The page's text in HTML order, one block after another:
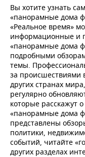
Вы хотите узнать
«панорамные дома
«Реальное время»
информационные и
«панорамные дома
подробными
темы.
за происшествиями
других странах
регулярно
которые расскажут
«панорамные дома
представлены
политики,
событий, читайте
других разделах